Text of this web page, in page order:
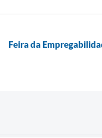
Feira da